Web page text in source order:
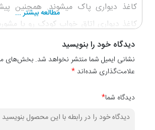
کاغذ دیواری پاک میشوند. همچنین
کاغذ دیواری اتاق خواب کودک رو با
بگیرید تا او هم از اتاق خوابش لذت ببرد.
مطالعه بیشتر ...
دیدگاه خود را بنویسید
نشانی ایمیل شما منتشر نخواهد شد. بخش‌های
علامت‌گذاری شده‌اند*
دیدگاه شما*